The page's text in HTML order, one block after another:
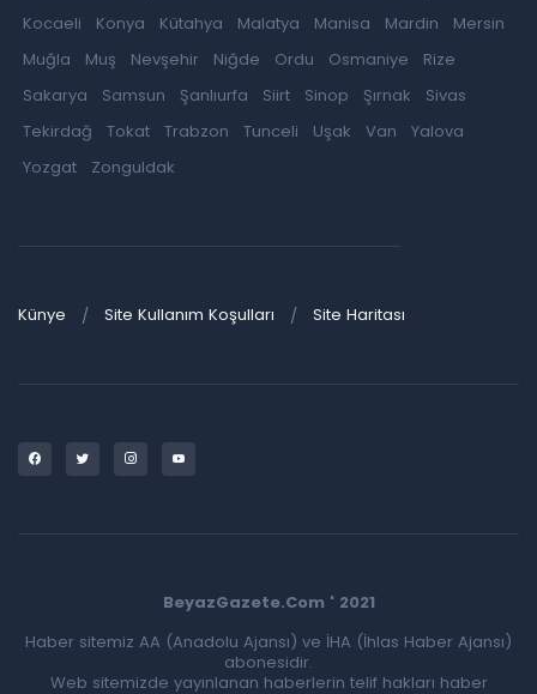
Kocaeli
Konya Kütahya Malatya Manisa Mardin
Mersin
Muğla
Muş Nevşehir Niğde Ordu Osmaniye
Rize
Sakarya
Samsun Şanlıurfa Siirt Sinop Şırnak
Sivas
Tekirdağ
Tokat Trabzon Tunceli Uşak Van
Yalova
Yozgat
Zonguldak
Künye Site Kullanım Koşulları Site Haritası
BeyazGazete.Com ' 2021
Haber sitemiz AA (Anadolu Ajansı) ve İHA (İhlas Haber Ajansı)
abonesidir.
Web sitemizde yayınlanan haberlerin telif hakları haber